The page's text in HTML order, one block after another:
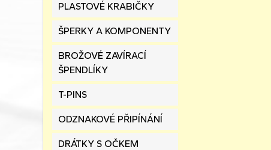
PLASTOVÉ KRABIČKY
ŠPERKY A KOMPONENTY
BROŽOVÉ ZAVÍRACÍ
ŠPENDLÍKY
T-PINS
ODZNAKOVÉ PŘIPÍNÁNÍ
DRÁTKY S OČKEM